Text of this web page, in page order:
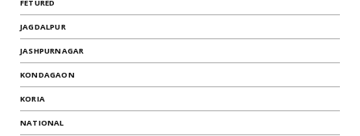
FETURED
JAGDALPUR
JASHPURNAGAR
KONDAGAON
KORIA
NATIONAL